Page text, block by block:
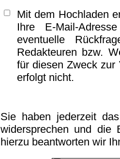
Mit dem Hochladen
Ihre E-Mail-
eventuelle
Redakteuren bzw.
für diesen Zweck zur
erfolgt nicht.
Sie haben jederzeit
widersprechen und die
hierzu beantworten wir